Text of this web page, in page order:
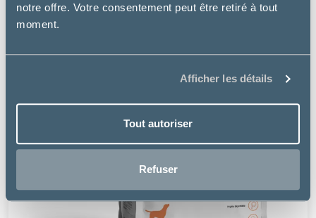
notre offre. Votre consentement peut être retiré à tout
moment.
Afficher les détails
Tout autoriser
Refuser